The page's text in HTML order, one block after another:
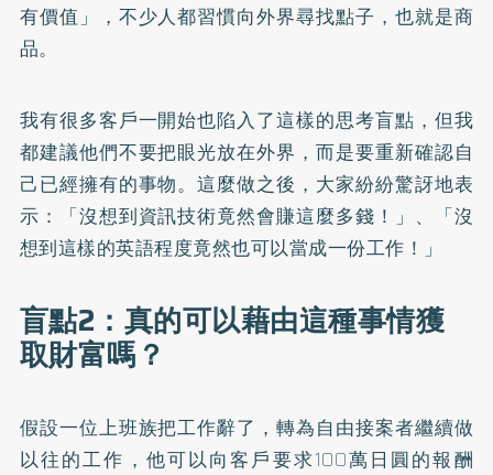
有價值」，不少人都習慣向外界尋找點子，也就是商
品。
我有很多客戶一開始也陷入了這樣的思考盲點，但我
都建議他們不要把眼光放在外界，而是要重新確認自
己已經擁有的事物。這麼做之後，大家紛紛驚訝地表
示：「沒想到資訊技術竟然會賺這麼多錢！」、「沒
想到這樣的英語程度竟然也可以當成一份工作！」
盲點2：真的可以藉由這種事情獲
取財富嗎？
假設一位上班族把工作辭了，轉為自由接案者繼續做
以往的工作，他可以向客戶要求100萬日圓的報酬